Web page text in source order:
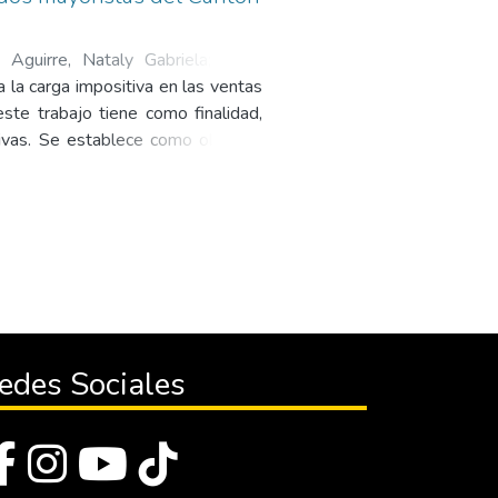
Nataly Gabriela
carga impositiva en las ventas
trabajo tiene como finalidad,
Se establece como objetivo
mayoristas y como objetivos
una disminución con
externos quienes manifestaron
los propietarios al no saber los
la discusión y finalmente se
el (SRI) para lograr que los
Sociales